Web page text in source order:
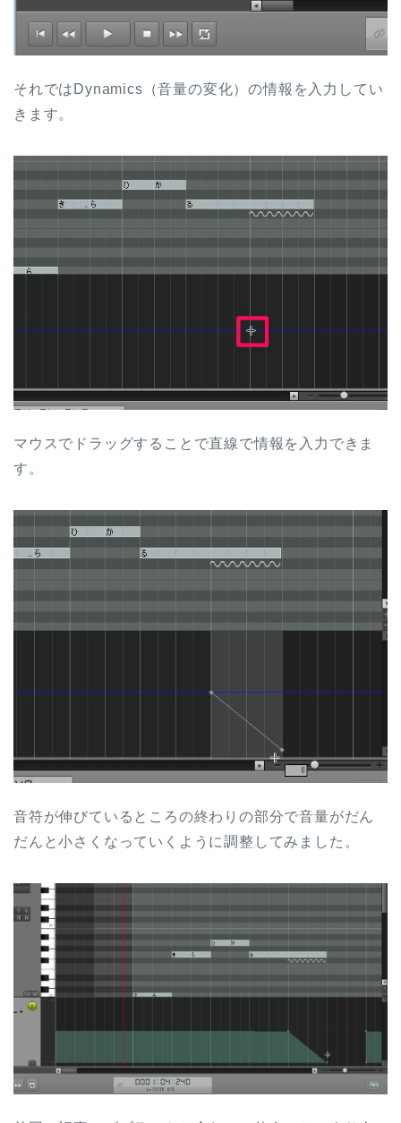
それではDynamics（音量の変化）の情報を入力してい
きます。
マウスでドラッグすることで直線で情報を入力できま
す。
音符が伸びているところの終わりの部分で音量がだん
だんと小さくなっていくように調整してみました。